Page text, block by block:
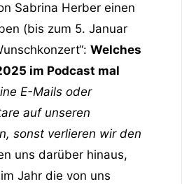
Sabrina Herber einen
(bis zum 5. Januar
Welches
im Podcast mal
E-Mails oder
auf unseren
sonst verlieren wir den
uns darüber hinaus,
Jahr die von uns